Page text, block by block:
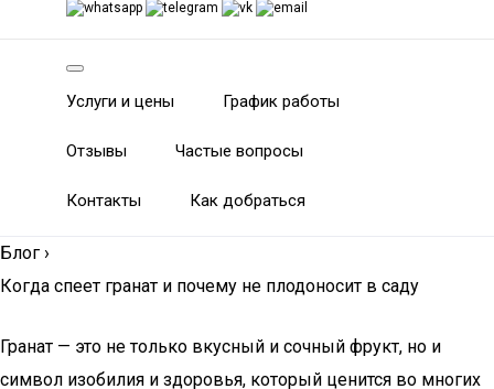
Услуги и цены График работы
Отзывы Частые вопросы
Контакты Как добраться
Блог ›
Когда спеет гранат и почему не плодоносит в саду
Гранат — это не только вкусный и сочный фрукт, но и
символ изобилия и здоровья, который ценится во многих